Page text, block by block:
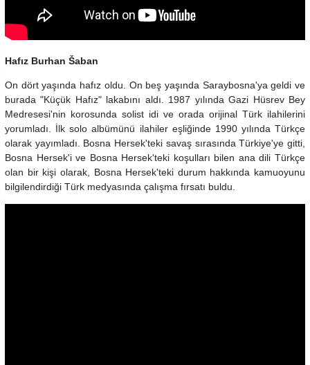
Hafız Burhan Šaban
On dört yaşında hafız oldu. On beş yaşında Saraybosna'ya geldi ve
burada "Küçük Hafız" lakabını aldı. 1987 yılında Gazi Hüsrev Bey
Medresesi'nin korosunda solist idi ve orada orijinal Türk ilahilerini
yorumladı. İlk solo albümünü ilahiler eşliğinde 1990 yılında Türkçe
olarak yayımladı. Bosna Hersek'teki savaş sırasında Türkiye'ye gitti,
Bosna Hersek'i ve Bosna Hersek'teki koşulları bilen ana dili Türkçe
olan bir kişi olarak, Bosna Hersek'teki durum hakkında kamuoyunu
bilgilendirdiği Türk medyasında çalışma fırsatı buldu.